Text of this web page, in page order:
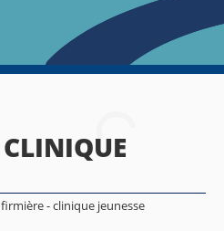
- clinique jeunesse